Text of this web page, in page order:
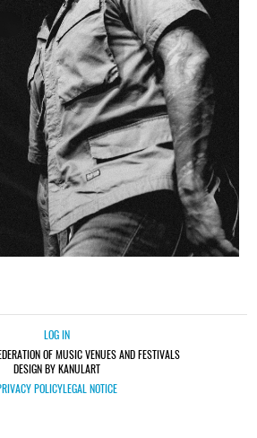
LOG IN
OF MUSIC VENUES AND FESTIVALS
DESIGN BY KANULART
POLICYLEGAL NOTICE